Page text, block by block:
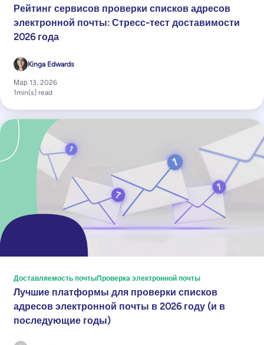
Рейтинг сервисов проверки списков адресов
электронной почты: Стресс-тест доставимости
2026 года
Kinga Edwards
Мар 13, 2026
1min(s) read
Доставляемость почтыПроверка электронной почты
Лучшие платформы для проверки списков
адресов электронной почты в 2026 году (и в
последующие годы)